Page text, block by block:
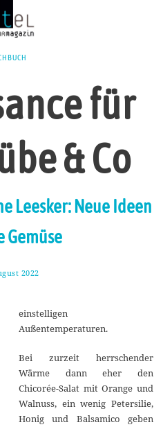
für
& Co
Leesker: Neue Ideen
Gemüse
2022
p
e
r
2
2
2
einstelligen
Außentemperaturen.
Bei zurzeit herrschender
Wärme dann eher den
Chicorée-Salat mit Orange und
Walnuss, ein wenig Petersilie,
Honig und Balsamico geben